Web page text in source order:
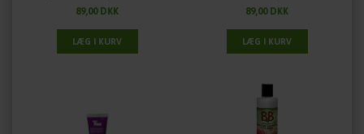
89,00 DKK 89,00 DKK